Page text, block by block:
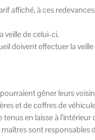
affiché, à ces
veille de celui-ci.
doivent effectuer la
gêner leurs
et de coffres de
en laisse à
sont